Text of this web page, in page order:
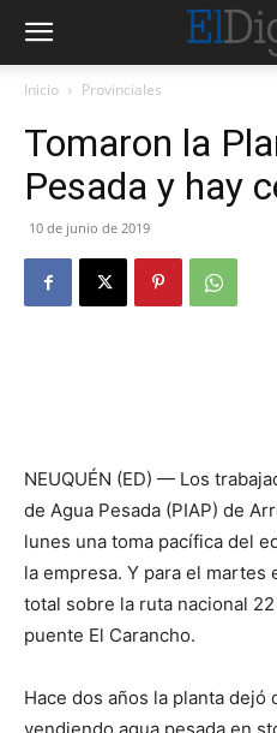
Inicio Provinciales
Tomaron la
Pesada y hay
10 de junio de 2019
NEUQUÉN (ED) — Los
de Agua Pesada (PIAP) de
lunes una toma pacífica del
la empresa. Y para el martes
total sobre la ruta nacional
puente El Carancho.
Hace dos años la planta